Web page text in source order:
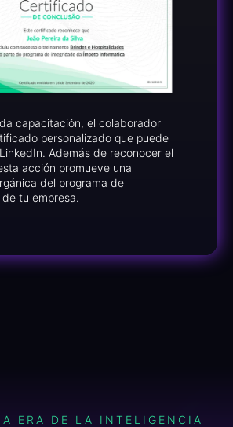
capacitación, el colaborador
personalizado que puede
Además de reconocer el
acción promueve una
del programa de
tu empresa.
ERA DE LA INTELIGENCIA